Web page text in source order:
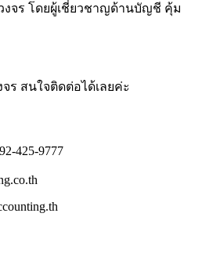
จร โดยผู้เชี่ยวชาญด้านบัญชี คุ้ม
ร สนใจติดต่อได้เลยค่ะ
425-9777